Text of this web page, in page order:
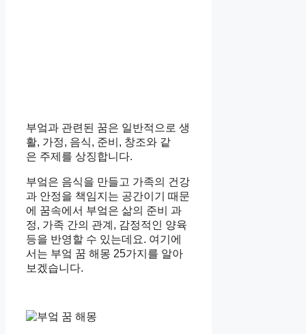
부엌과 관련된 꿈은 일반적으로 생
활, 가정, 음식, 준비, 창조와 같
은 주제를 상징합니다.
부엌은 음식을 만들고 가족의 건강
과 안정을 책임지는 공간이기 때문
에 꿈속에서 부엌은 삶의 준비 과
정, 가족 간의 관계, 감정적인 양육
등을 반영할 수 있는데요. 여기에
서는 부엌 꿈 해몽 25가지를 알아
보겠습니다.